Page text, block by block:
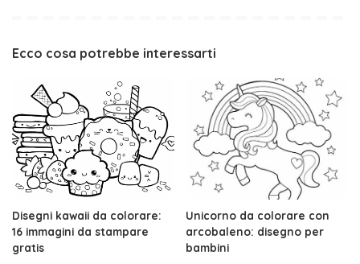
Ecco cosa potrebbe interessarti
Disegni kawaii da colorare:
16 immagini da stampare
gratis
Unicorno da colorare con
arcobaleno: disegno per
bambini